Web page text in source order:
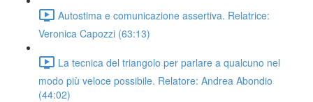
Autostima e comunicazione assertiva. Relatrice:
Veronica Capozzi (63:13)
La tecnica del triangolo per parlare a qualcuno nel
modo più veloce possibile. Relatore: Andrea Abondio
(44:02)